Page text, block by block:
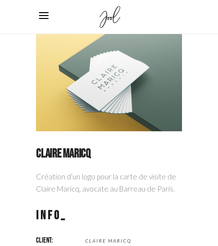
Claire Maricq
Création d’un logo pour la carte de visite de
Claire Maricq, avocate au Barreau de Paris.
Info_
CLIENT: CLAIRE MARICQ